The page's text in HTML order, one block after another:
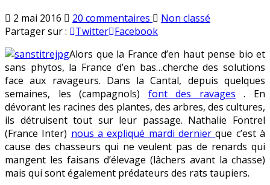
2 mai 2016 20 commentaires sur
Générations
:
des
solutions
pour
la
France
d’en
bas
?
Publié
Non classé
Partager sur :
Twitter Facebook
Alors que la France d’en haut pense bio et
sans phytos, la France d’en bas…cherche des solutions
face aux ravageurs. Dans la Cantal, depuis quelques
semaines, les (campagnols) font des ravages . En
dévorant les racines des plantes, des arbres, des cultures,
ils détruisent tout sur leur passage. Nathalie Fontrel
(France Inter) nous a expliqué mardi dernier que c’est à
cause des chasseurs qui ne veulent pas de renards qui
mangent les faisans d’élevage (lâchers avant la chasse)
mais qui sont également prédateurs des rats taupiers.